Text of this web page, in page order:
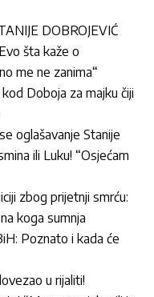
DOBROJEVIĆ
šta kaže o
me ne zanima“
Doboja za majku čiji
oglašavanje Stanije
ili Luku! “Osjećam
zbog prijetnji smrću:
koga sumnja
Poznato i kada će
u rijaliti!